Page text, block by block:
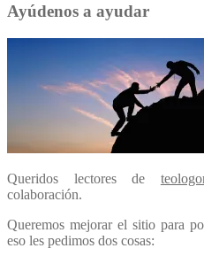
Ayúdenos a ayudar
Queridos lectores de
colaboración.
Queremos mejorar el sitio para
eso les pedimos dos cosas: